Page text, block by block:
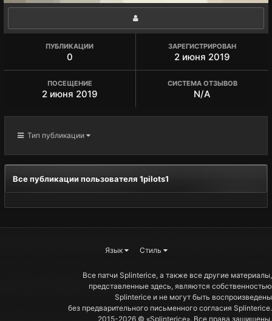
ПУБЛИКАЦИИ
0
ЗАРЕГИСТРИРОВАН
2 июня 2019
ПОСЕЩЕНИЕ
2 июня 2019
СИСТЕМА ОТЗЫВОВ
N/A
Тип публикации
Все публикации пользователя 1pilots1
Язык Стиль
Все патчи Splinterice, а также все другие материалы,
представленные здесь, являются собственностью
Splinterice и не могут быть воспроизведены
без предварительного письменного согласия Splinterice.
2015-2026 © «Splinterice». Все права защищены.